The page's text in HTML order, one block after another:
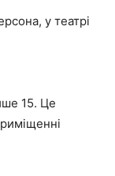
у театрі
15. Це